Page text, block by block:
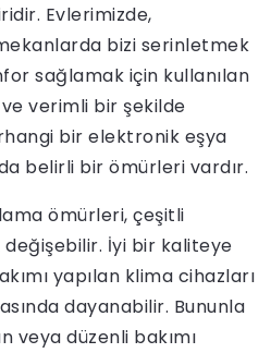
Evlerimizde,
bizi serinletmek
sağlamak için kullanılan
verimli bir şekilde
bir elektronik eşya
belirli bir ömürleri vardır.
ömürleri, çeşitli
İyi bir kaliteye
yapılan klima cihazları
dayanabilir. Bununla
veya düzenli bakımı